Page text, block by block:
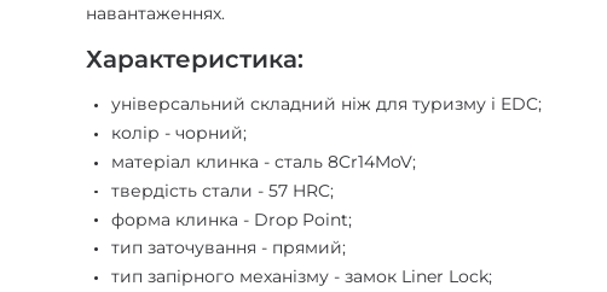
навантаженнях.
Характеристика:
універсальний складний ніж для туризму і EDC;
колір - чорний;
матеріал клинка - сталь 8Cr14MoV;
твердість стали - 57 HRC;
форма клинка - Drop Point;
тип заточування - прямий;
тип запірного механізму - замок Liner Lock;